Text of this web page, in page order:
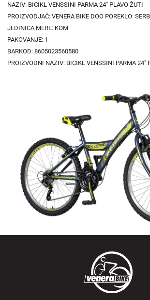
NAZIV: BICIKL VENSSINI PARMA 24" PLAVO ŽUTI
PROIZVODJAČ: VENERA BIKE DOO POREKLO:
JEDINICA MERE: KOM
PAKOVANJE: 1
BARKOD: 8605023560580
PROIZVODNI NAZIV: BICIKL VENSSINI PARMA 24"